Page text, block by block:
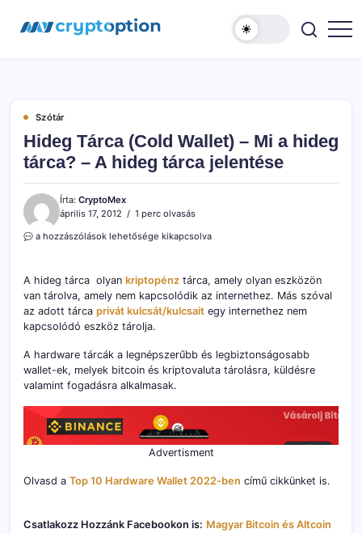
MyCryptOption
Szótár
Hideg Tárca (Cold Wallet) – Mi a hideg
tárca? – A hideg tárca jelentése
Írta: CryptoMex
április 17, 2012
1 perc olvasás
Hideg
Wallet)
a
hideg
–
A
hideg
bejegyzéshez
a hozzászólások lehetősége kikapcsolva
A hideg tárca olyan kriptopénz tárca, amely olyan eszközön
van tárolva, amely nem kapcsolódik az internethez. Más szóval
az adott tárca privát kulcsát/kulcsait egy internethez nem
kapcsolódó eszköz tárolja.
A hardware tárcák a legnépszerűbb és legbiztonságosabb
wallet-ek, melyek bitcoin és kriptovaluta tárolásra, küldésre
valamint fogadásra alkalmasak.
Advertisment
Olvasd a Top 10 Hardware Wallet 2022-ben című cikkünket is.
Csatlakozz Hozzánk Facebookon is: Magyar Bitcoin és Altcoin